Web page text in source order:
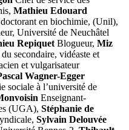
Mathieu Edouard
en biochimie, (Unil),
Université de Neuchâtel
Repiquet Blogueur, Miz
secondaire, vidéaste et
et vulgarisateur
Wagner-Egger
sociale à l’université de
Enseignant-
(UGA), Stéphanie de
Sylvain Delouvée